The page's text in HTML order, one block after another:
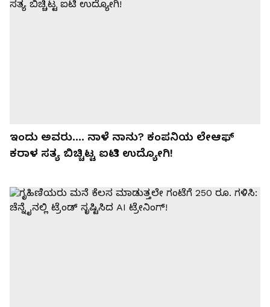
ಇಂದು ಅವರು.... ನಾಳೆ ನಾನು? ಕಂಪನಿಯ ಲೇಆಫ್
ಕರಾಳ ಸತ್ಯ ಬಿಚ್ಚಿಟ್ಟ ಐಟಿ ಉದ್ಯೋಗಿ!